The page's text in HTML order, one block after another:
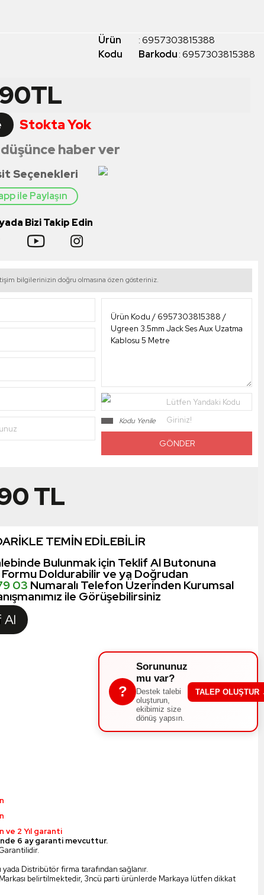
Ürün
Kodu
:6957303815388
Barkodu:6957303815388
TL
Stokta Yok
haber ver
Seçenekleri
ile Paylaşın
Bizi Takip Edin
bilgilerinizin doğru olmasına özen gösteriniz.
Lütfen Yandaki Kodu
Giriniz!
Kodu Yenile
TL
TEMİN EDİLEBİLİR
Bulunmak için Teklif Al Butonuna
Formu Doldurabilir ve ya Doğrudan
03 Numaralı Telefon Üzerinden Kurumsal
ile Görüşebilirsiniz
Al
?
Sorununuz
mu var?
Destek talebi
oluşturun,
ekibimiz size
dönüş yapsın.
TALEP OLUŞTUR
ve 2 Yıl garanti
6 ay garanti mevcuttur.
Distribütör firma tarafından sağlanır.
belirtilmektedir, 3ncü parti ürünlerde Markaya lütfen dikkat